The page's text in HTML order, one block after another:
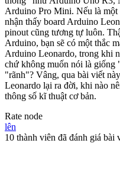
Arduino Pro Mini. Nếu là một
nhận thấy board Arduino
pinout cũng tương tự luôn.
Arduino, bạn sẽ có một thắc
Arduino Leonardo, trong khi
chứ không muốn nói là giống
"rãnh"? Vâng, qua bài viết
Leonardo lại ra đời, khi nào
thông số kĩ thuật cơ bản.
Rate node
lên
10 thành viên đã đánh giá bài